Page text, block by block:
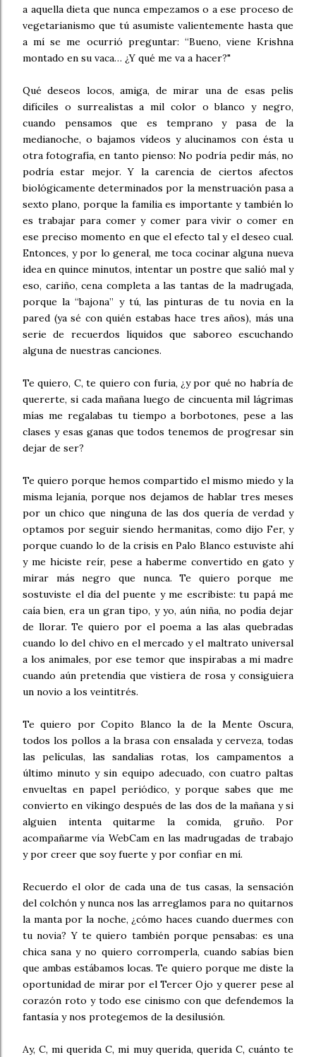
a aquella dieta que nunca empezamos o a ese proceso de
vegetarianismo que tú asumiste valientemente hasta que
a mí se me ocurrió preguntar: “Bueno, viene Krishna
montado en su vaca… ¿Y qué me va a hacer?"
Qué deseos locos, amiga, de mirar una de esas pelis
difíciles o surrealistas a mil color o blanco y negro,
cuando pensamos que es temprano y pasa de la
medianoche, o bajamos vídeos y alucinamos con ésta u
otra fotografía, en tanto pienso: No podría pedir más, no
podría estar mejor. Y la carencia de ciertos afectos
biológicamente determinados por la menstruación pasa a
sexto plano, porque la familia es importante y también lo
es trabajar para comer y comer para vivir o comer en
ese preciso momento en que el efecto tal y el deseo cual.
Entonces, y por lo general, me toca cocinar alguna nueva
idea en quince minutos, intentar un postre que salió mal y
eso, cariño, cena completa a las tantas de la madrugada,
porque la “bajona” y tú, las pinturas de tu novia en la
pared (ya sé con quién estabas hace tres años), más una
serie de recuerdos líquidos que saboreo escuchando
alguna de nuestras canciones.
Te quiero, C, te quiero con furia, ¿y por qué no habría de
quererte, si cada mañana luego de cincuenta mil lágrimas
mías me regalabas tu tiempo a borbotones, pese a las
clases y esas ganas que todos tenemos de progresar sin
dejar de ser?
Te quiero porque hemos compartido el mismo miedo y la
misma lejanía, porque nos dejamos de hablar tres meses
por un chico que ninguna de las dos quería de verdad y
optamos por seguir siendo hermanitas, como dijo Fer, y
porque cuando lo de la crisis en Palo Blanco estuviste ahí
y me hiciste reír, pese a haberme convertido en gato y
mirar más negro que nunca. Te quiero porque me
sostuviste el día del puente y me escribiste: tu papá me
caía bien, era un gran tipo, y yo, aún niña, no podía dejar
de llorar. Te quiero por el poema a las alas quebradas
cuando lo del chivo en el mercado y el maltrato universal
a los animales, por ese temor que inspirabas a mi madre
cuando aún pretendía que vistiera de rosa y consiguiera
un novio a los veintitrés.
Te quiero por Copito Blanco la de la Mente Oscura,
todos los pollos a la brasa con ensalada y cerveza, todas
las películas, las sandalias rotas, los campamentos a
último minuto y sin equipo adecuado, con cuatro paltas
envueltas en papel periódico, y porque sabes que me
convierto en vikingo después de las dos de la mañana y si
alguien intenta quitarme la comida, gruño. Por
acompañarme vía WebCam en las madrugadas de trabajo
y por creer que soy fuerte y por confiar en mí.
Recuerdo el olor de cada una de tus casas, la sensación
del colchón y nunca nos las arreglamos para no quitarnos
la manta por la noche, ¿cómo haces cuando duermes con
tu novia? Y te quiero también porque pensabas: es una
chica sana y no quiero corromperla, cuando sabías bien
que ambas estábamos locas. Te quiero porque me diste la
oportunidad de mirar por el Tercer Ojo y querer pese al
corazón roto y todo ese cinismo con que defendemos la
fantasía y nos protegemos de la desilusión.
Ay, C, mi querida C, mi muy querida, querida C, cuánto te